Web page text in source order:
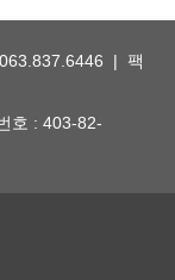
| 팩
호 : 403-82-